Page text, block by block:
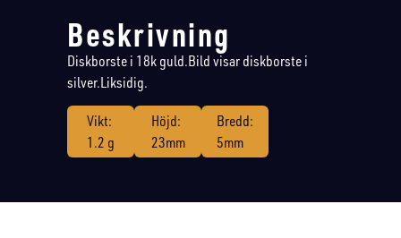
Beskrivning
Diskborste i 18k guld.Bild visar diskborste i
silver.Liksidig.
Vikt:
1.2 g
Höjd:
23mm
Bredd:
5mm